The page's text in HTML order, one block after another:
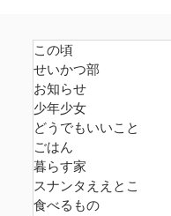
この頃
せいかつ部
お知らせ
少年少女
どうでもいいこと
ごはん
暮らす家
スナンタええとこ
食べるもの